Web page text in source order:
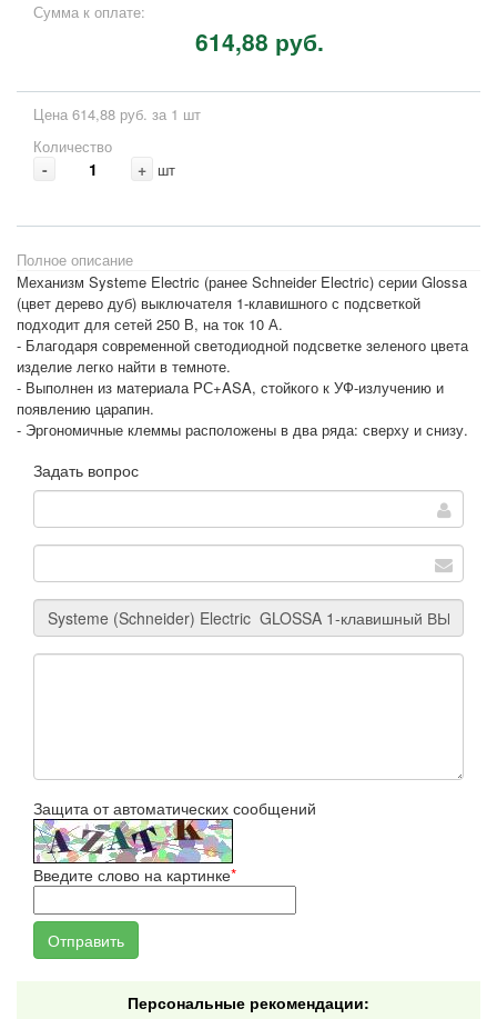
Сумма к оплате:
614,88 руб.
Цена 614,88 руб. за 1 шт
Количество
- + шт
Полное описание
Механизм Systeme Electric (ранее Schneider Electric) серии Glossa
(цвет дерево дуб) выключателя 1-клавишного с подсветкой
подходит для сетей 250 В, на ток 10 А.
- Благодаря современной светодиодной подсветке зеленого цвета
изделие легко найти в темноте.
- Выполнен из материала PС+ASA, стойкого к УФ-излучению и
появлению царапин.
- Эргономичные клеммы расположены в два ряда: сверху и снизу.
Задать вопрос
Защита от автоматических сообщений
Введите слово на картинке*
Персональные рекомендации: